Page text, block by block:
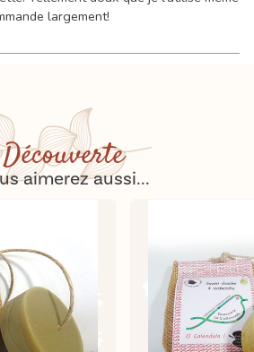
largement!
Découverte
aimerez aussi...